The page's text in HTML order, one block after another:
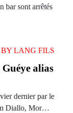
bar sont arrêtés
BY LANG FILS
alias
dernier par le
Diallo, Mor…